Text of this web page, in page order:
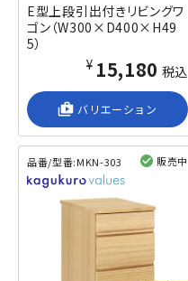
E型上段引出付きリビングワ
ゴン（W300×D400×H49
5）
¥15,180 税込
shop_2 バリエーション
品番/型番:MKN-303 販売中